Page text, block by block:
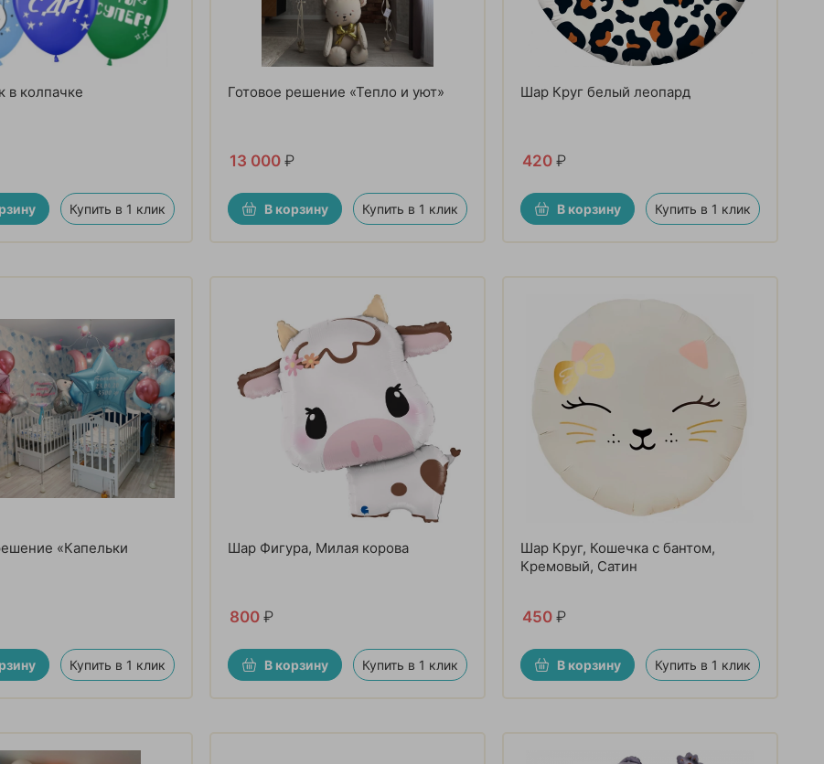
в колпачке
Купить в 1 клик
Готовое решение «Тепло и уют»
13 000 ₽
В корзину Купить в 1 клик
Шар Круг белый леопард
420 ₽
В корзину Купить в 1 клик
«Капельки
Купить в 1 клик
Шар Фигура, Милая корова
800 ₽
В корзину Купить в 1 клик
Шар Круг, Кошечка с бантом,
Кремовый, Сатин
450 ₽
В корзину Купить в 1 клик